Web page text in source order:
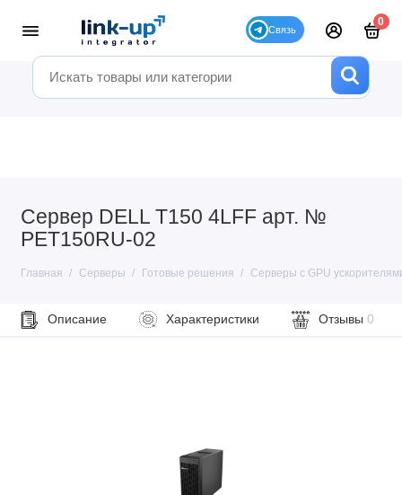
0
Сервер DELL T150 4LFF арт. №
PET150RU-02
Главная Серверы Готовые решения Серверы с GPU
Описание Характеристики Отзывы 0